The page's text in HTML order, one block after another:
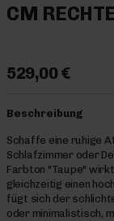
CM
529,00 €
Beschreibung
Schaffe eine ruhige
Schlafzimmer oder
Farbton "Taupe"
gleichzeitig einen
fügt sich der
oder minimalistisch,